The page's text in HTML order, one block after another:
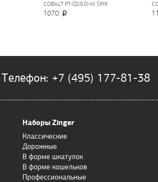
COBALT PT-02(5.0)-M SPIR
1070
Телефон: +7 (495) 177-81-
Наборы Zinger
Классические
Дорожные
В форме шкатулок
В форме кошельков
Профессиональные